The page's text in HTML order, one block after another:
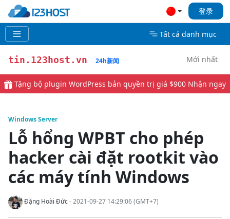
登录
Tất cả danh mục
tin.123host.vn 24h新闻 Mới nhất
Tặng bộ plugin WordPress bản quyền trị giá $900 Nhận ngay
Windows Server
Lỗ hổng WPBT cho phép
hacker cài đặt rootkit vào
các máy tính Windows
Đặng Hoài Đức- 2021-09-27 14:29:06 (GMT+7)